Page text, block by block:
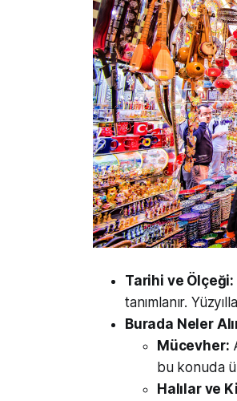
Tarihi ve Ölçeği:
tanımlanır.
Burada Neler
Mücevher:
bu konuda
Halılar ve